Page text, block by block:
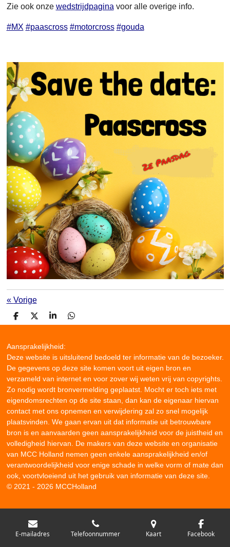
Zie ook onze wedstrijdpagina voor alle overige info.
#MX #paascross #motorcross #gouda
« Vorige
D
e
e
D
e
l
S
h
r
D
e
Aansprakelijkheid:
Deze website is uitsluitend bedoeld ter informatie van de bezoeker.
De gegevens op deze site komen voort uit eigen bron en
verzameld van internet en voor zover wij weten vrij van copyrights.
Zo nodig wordt bronvermelding geplaatst. Mocht er toch iets met
eigendomsrechten op de site staan, dan kan de eigenaar hiervan
contact met ons opnemen en verwijdering zal zo snel mogelijk
plaatsvinden. We gaan ervan uit dat informatie uit betrouwbare
bron is en aanvaarden geen aansprakelijkheid voor de juistheid en
volledigheid hiervan. De makers van deze website en organisatie
van MCC Holland nemen geen enkele aansprakelijkheid en/of
verantwoordelijkheid voor enige schade in welke vorm of mate dan
ook, voortvloeiend uit het gebruik van informatie van deze site.
© 2021 - 2026 MCCHolland
E-mailadres Telefoonnummer Kaart Facebook